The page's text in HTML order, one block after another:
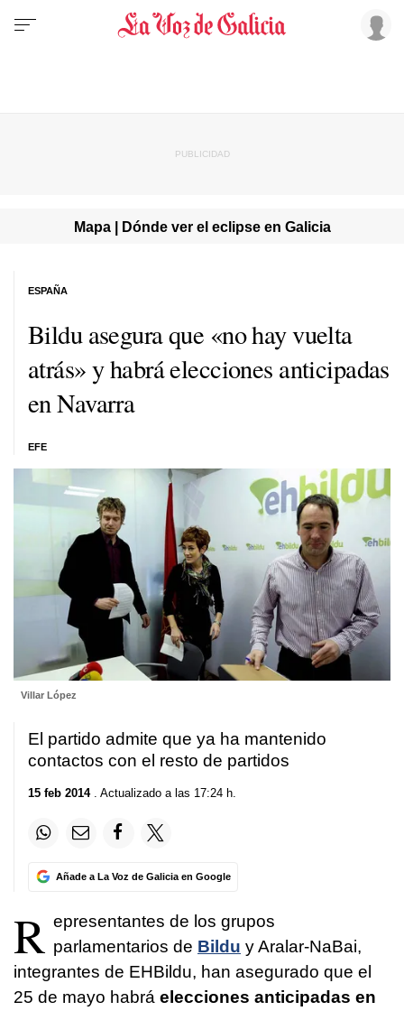
Mapa | Dónde ver el eclipse en Galicia
Bildu asegura que «no hay vuelta
atrás» y habrá elecciones anticipadas
en Navarra
EFE
ESPAÑA
Villar López
El partido admite que ya ha mantenido
contactos con el resto de partidos
15 feb 2014. Actualizado a las 17:24 h.
Añade a La Voz de Galicia en Google
R epresentantes de los grupos
parlamentarios de Bildu y Aralar-NaBai,
integrantes de EHBildu, han asegurado que el
25 de mayo habrá elecciones anticipadas en